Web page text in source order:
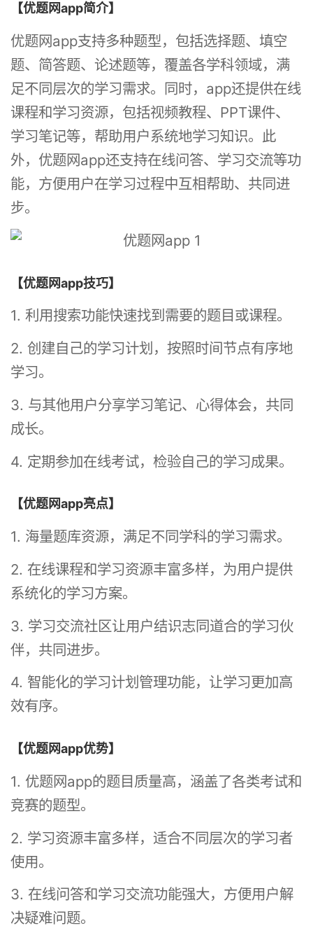
【优题网app简介】
优题网app支持多种题型，包括选择题、填空
题、简答题、论述题等，覆盖各学科领域，满
足不同层次的学习需求。同时，app还提供在线
课程和学习资源，包括视频教程、PPT课件、
学习笔记等，帮助用户系统地学习知识。此
外，优题网app还支持在线问答、学习交流等功
能，方便用户在学习过程中互相帮助、共同进
步。
【优题网app技巧】
1. 利用搜索功能快速找到需要的题目或课程。
2. 创建自己的学习计划，按照时间节点有序地
学习。
3. 与其他用户分享学习笔记、心得体会，共同
成长。
4. 定期参加在线考试，检验自己的学习成果。
【优题网app亮点】
1. 海量题库资源，满足不同学科的学习需求。
2. 在线课程和学习资源丰富多样，为用户提供
系统化的学习方案。
3. 学习交流社区让用户结识志同道合的学习伙
伴，共同进步。
4. 智能化的学习计划管理功能，让学习更加高
效有序。
【优题网app优势】
1. 优题网app的题目质量高，涵盖了各类考试和
竞赛的题型。
2. 学习资源丰富多样，适合不同层次的学习者
使用。
3. 在线问答和学习交流功能强大，方便用户解
决疑难问题。